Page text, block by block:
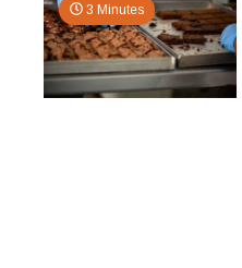
3 Minutes